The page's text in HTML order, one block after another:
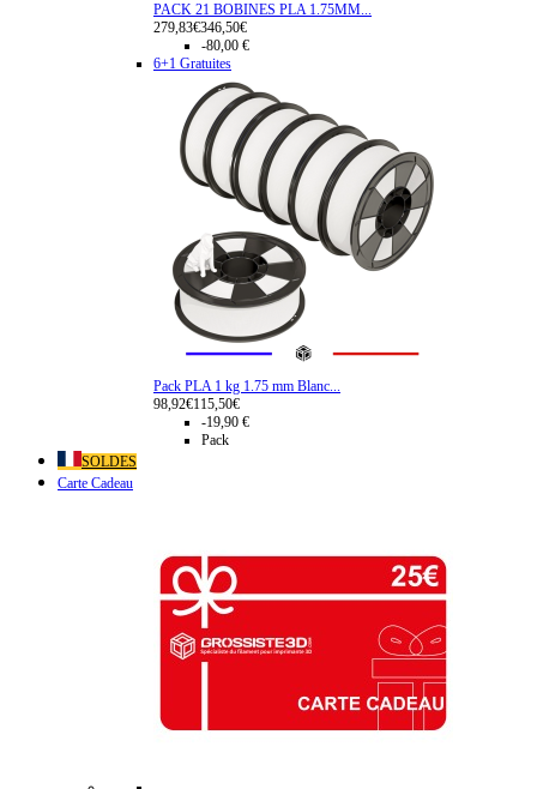
PACK 21 BOBINES PLA 1.75MM...
279,83€346,50€
-80,00 €
6+1 Gratuites
Pack PLA 1 kg 1.75 mm Blanc...
98,92€115,50€
-19,90 €
Pack
SOLDES
Carte Cadeau